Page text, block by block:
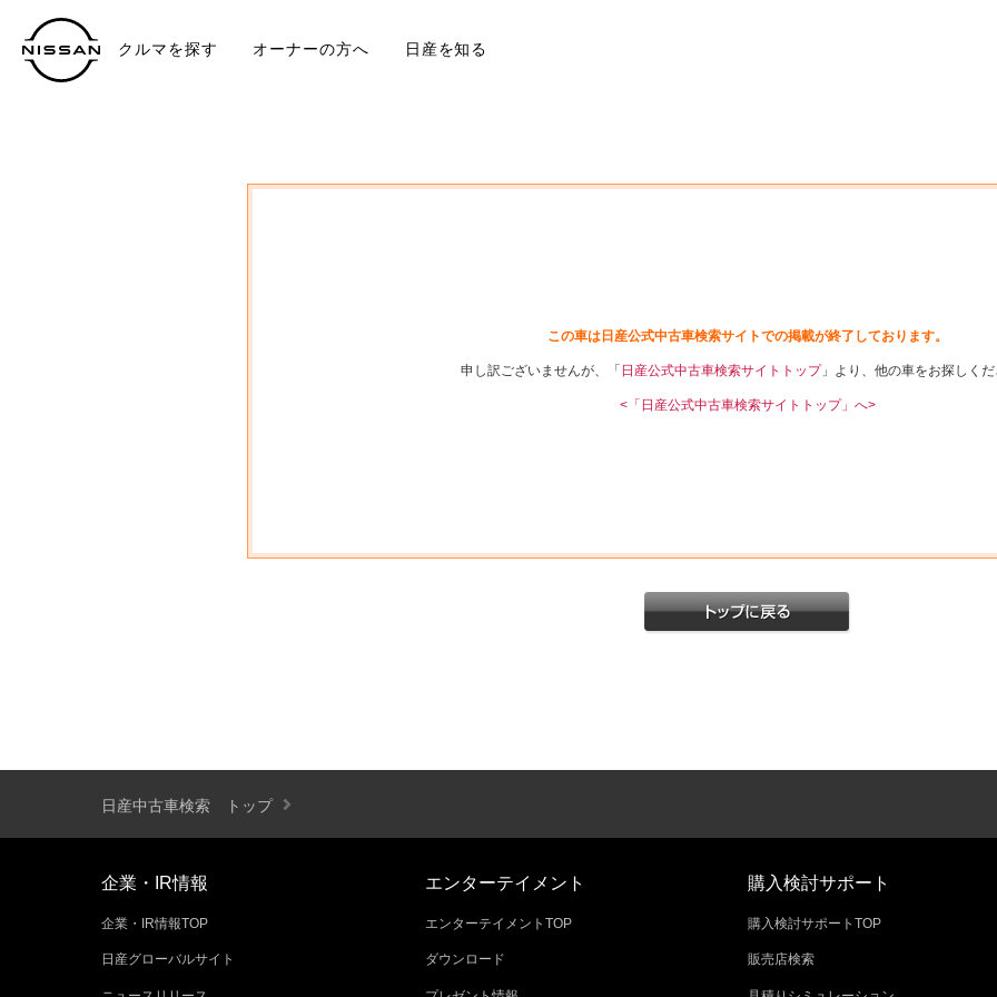
クルマを探す オーナーの方へ 日産を知る
この車は日産公式中古車検索サイトでの掲載が終了しております。
申し訳ございませんが、「 日産公式中古車検索サイトトップ」より、他の車をお探しくだ
<「日産公式中古車検索サイトトップ」へ>
日産中古車検索 トップ
企業・IR情報
企業・IR情報TOP
日産グローバルサイト
エンターテイメント
エンターテイメントTOP
ダウンロード
購入検討サポート
購入検討サポートTOP
販売店検索